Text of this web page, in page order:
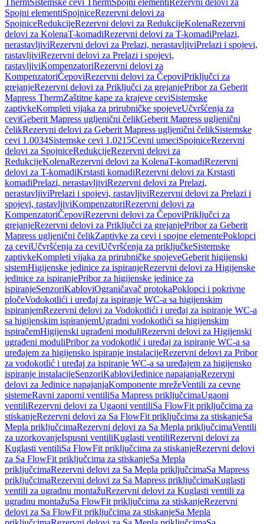
ThermSistemske cevi ThermSpojni elementi Rezervni delovi za
Spojni elementiSpojniceRezervni delovi za
SpojniceRedukcijeRezervni delovi za RedukcijeKolenaRezervni
delovi za KolenaT-komadiRezervni delovi za T-komadiPrelazi,
nerastavljiviRezervni delovi za Prelazi, nerastavljiviPrelazi i spojevi,
rastavljiviRezervni delovi za Prelazi i spojevi,
rastavljiviKompenzatoriRezervni delovi za
KompenzatoriČepoviRezervni delovi za ČepoviPriključci za
grejanjeRezervni delovi za Priključci za grejanjePribor za Geberit
Mapress ThermZaštitne kape za krajeve ceviSistemske
zaptivkeKompleti vijaka za prirubničke spojeveUčvršćenja za
ceviGeberit Mapress ugljenični čelikGeberit Mapress ugljenični
čelikRezervni delovi za Geberit Mapress ugljenični čelikSistemske
cevi 1.0034Sistemske cevi 1.0215Cevni umeciSpojniceRezervni
delovi za SpojniceRedukcijeRezervni delovi za
RedukcijeKolenaRezervni delovi za KolenaT-komadiRezervni
delovi za T-komadiKrstasti komadiRezervni delovi za Krstasti
komadiPrelazi, nerastavljiviRezervni delovi za Prelazi,
nerastavljiviPrelazi i spojevi, rastavljiviRezervni delovi za Prelazi i
spojevi, rastavljiviKompenzatoriRezervni delovi za
KompenzatoriČepoviRezervni delovi za ČepoviPriključci za
grejanjeRezervni delovi za Priključci za grejanjePribor za Geberit
Mapress ugljenični čelikZaptivke za cevi i spojne elementePoklopci
za ceviUčvršćenja za ceviUčvršćenja za priključkeSistemske
zaptivkeKompleti vijaka za prirubničke spojeveGeberit higijenski
sistemHigijenske jedinice za ispiranjeRezervni delovi za Higijenske
jedinice za ispiranjePribor za higijenske jedinice za
ispiranjeSenzoriKabloviOgraničavač protokaPoklopci i pokrivne
pločeVodokotlići i uređaj za ispiranje WC-a sa higijenskim
ispiranjemRezervni delovi za Vodokotlići i uređaj za ispiranje WC-a
sa higijenskim ispiranjemUgradni vodokotlići sa higijenskim
ispiračemHigijenski ugrađeni moduliRezervni delovi za Higijenski
ugrađeni moduliPribor za vodokotlić i uređaj za ispiranje WC-a sa
uređajem za higijensko ispiranje instalacijeRezervni delovi za Pribor
za vodokotlić i uređaj za ispiranje WC-a sa uređajem za higijensko
ispiranje instalacijeSenzoriKabloviJedinice napajanjaRezervni
delovi za Jedinice napajanjaKomponente mrežeVentili za cevne
sistemeRavni zaporni ventiliSa Mapress priključcimaUgaoni
ventiliRezervni delovi za Ugaoni ventiliSa FlowFit priključcima za
stiskanjeRezervni delovi za Sa FlowFit priključcima za stiskanjeSa
Mepla priključcimaRezervni delovi za Sa Mepla priključcimaVentili
za uzorkovanjeIspusni ventiliKuglasti ventiliRezervni delovi za
Kuglasti ventiliSa FlowFit priključcima za stiskanjeRezervni delovi
za Sa FlowFit priključcima za stiskanjeSa Mepla
priključcimaRezervni delovi za Sa Mepla priključcimaSa Mapress
priključcimaRezervni delovi za Sa Mapress priključcimaKuglasti
ventili za ugradnu montažuRezervni delovi za Kuglasti ventili za
ugradnu montažuSa FlowFit priključcima za stiskanjeRezervni
delovi za Sa FlowFit priključcima za stiskanjeSa Mepla